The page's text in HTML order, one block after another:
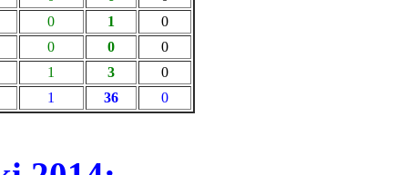
0
1
0
0
0
0
1
3
0
1
36 0